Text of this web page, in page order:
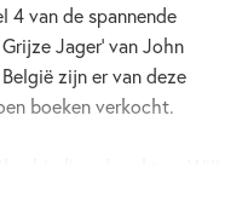
4 van de spannende
Jager' van John
zijn er van deze
boeken verkocht.
uit Skandia, wordt